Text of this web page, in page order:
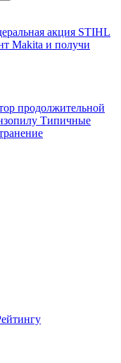
акция STIHL
Makita и получи
продолжительной
Типичные